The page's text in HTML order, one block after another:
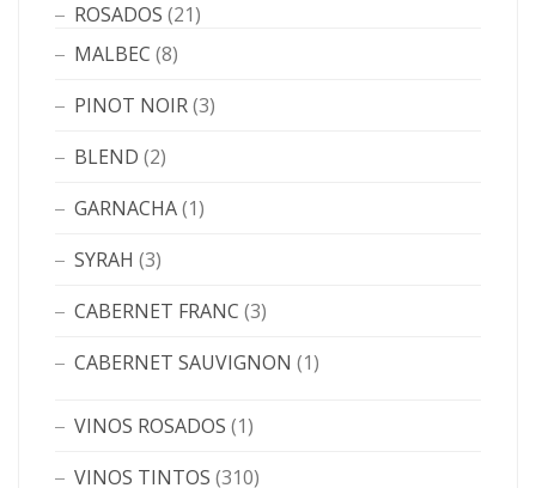
ROSADOS (21)
MALBEC (8)
PINOT NOIR(3)
BLEND (2)
GARNACHA(1)
SYRAH (3)
CABERNET FRANC (3)
CABERNET SAUVIGNON (1)
VINOS ROSADOS (1)
VINOS TINTOS (310)